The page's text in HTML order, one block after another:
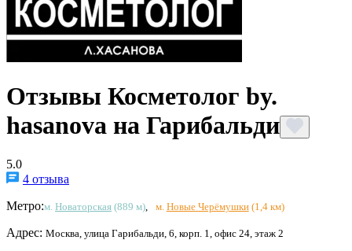
Отзывы Косметолог by.
hasanova на Гарибальди
5.0
4 отзыва
Метро:м. Новаторская (889 м) м. Новые Черёмушки(1,4 км)
Адрес: Москва, улица Гарибальди, 6, корп. 1, офис 24, этаж 2